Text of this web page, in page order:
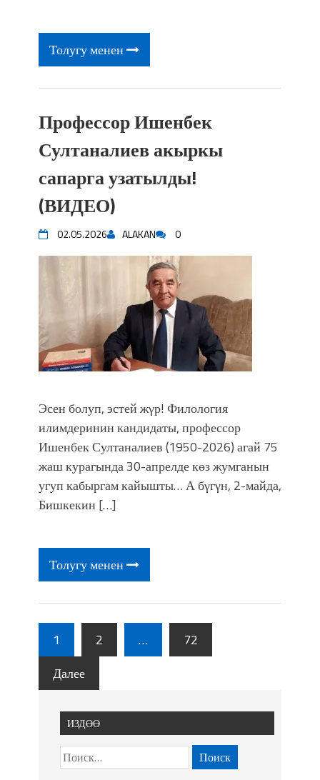
Толугу менен
Профессор Ишенбек
Султаналиев акыркы
сапарга узатылды!
(ВИДЕО)
02.05.2026 ALAKAN 0
Эсен болуп, эстей жγр! Филология
илимдеринин кандидаты, профессор
Ишенбек Султаналиев (1950-2026) агай 75
жаш курагында 30-апрелде көз жумганын
угуп кабыргам кайышты… А бγгγн, 2-майда,
Бишкекин […]
Толугу менен
1 2 …
72
Далее
ИЗДӨӨ